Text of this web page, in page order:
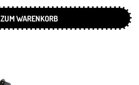
ZUM WARENKORB